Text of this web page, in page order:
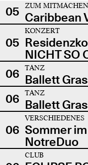
05
ZUM MITMACHEN
Caribbean
05
KONZERT
NICHT SO
06
TANZ
Ballett
06
TANZ
Ballett
06
VERSCHIEDENES
Sommer
NotreDuo
CLUB